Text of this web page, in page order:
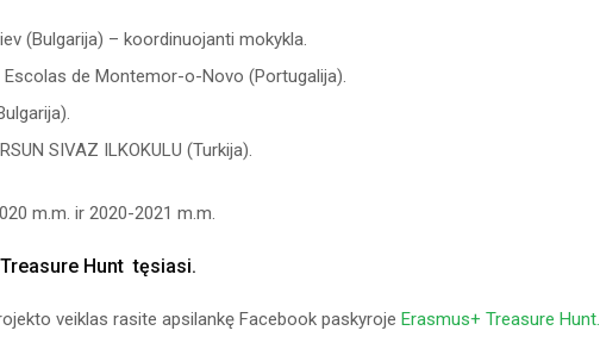
(Bulgarija) – koordinuojanti mokykla.
de Montemor-o-Novo (Portugalija).
SIVAZ ILKOKULU (Turkija).
m.m. ir 2020-2021 m.m.
Hunt tęsiasi.
veiklas rasite apsilankę Facebook paskyroje Erasmus+ Treasure Hunt.